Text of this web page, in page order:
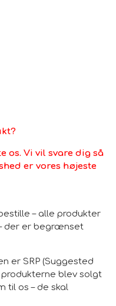
os. Vi vil svare dig så
er vores højeste
– alle produkter
der er begrænset
er SRP (Suggested
produkterne blev solgt
til os – de skal